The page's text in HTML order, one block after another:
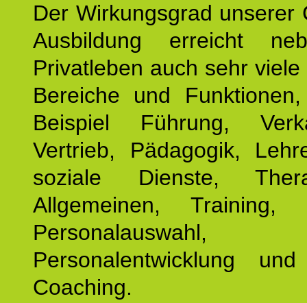
Der Wirkungsgrad unserer
Ausbildung erreicht
Privatleben auch sehr
Bereiche und
Beispiel Führung,
Vertrieb, Pädagogik,
soziale Dienste,
Allgemeinen, Training,
Personalauswahl,
Personalentwicklung
Coaching.